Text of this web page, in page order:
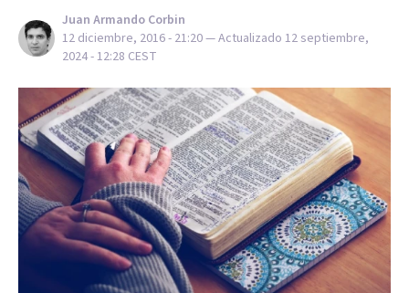
Juan Armando Corbin
12 diciembre, 2016 - 21:20— Actualizado 12 septiembre,
2024 - 12:28 CEST